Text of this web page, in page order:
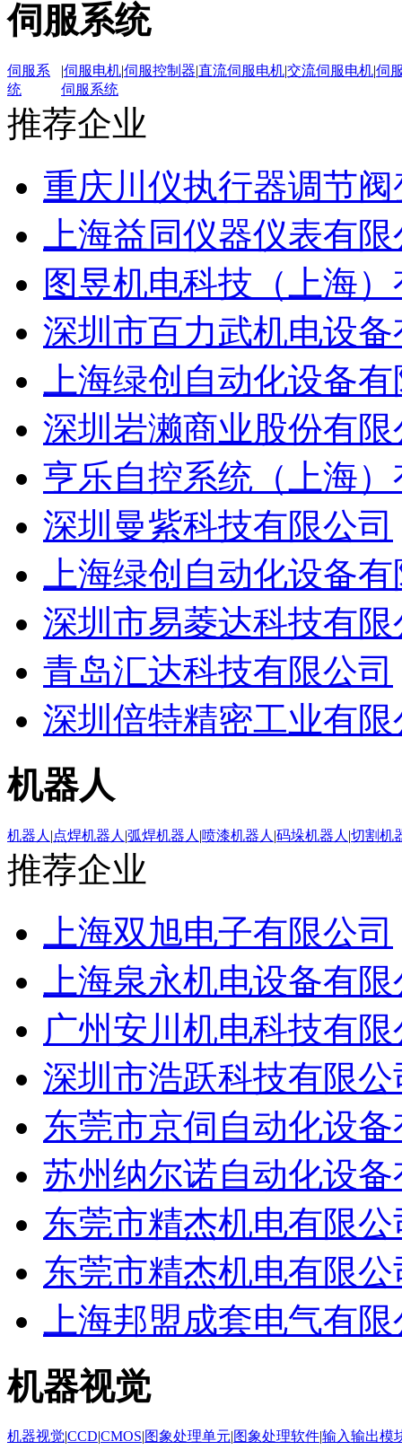
伺服系统
伺服系
统
|伺服电机|伺服控制器|直流伺服电机|交流伺服电机|伺
伺服系统
推荐企业
重庆川仪执行器调节
上海益同仪器仪表有
图昱机电科技（上海
深圳市百力武机电设
上海绿创自动化设备
深圳岩濑商业股份有限
亨乐自控系统（上海
深圳曼紫科技有限公司
上海绿创自动化设备
深圳市易菱达科技有限
青岛汇达科技有限公司
深圳倍特精密工业有限
机器人
机器人 |点焊机器人 |弧焊机器人 |喷漆机器人 |码垛机器人 |切割机
推荐企业
上海双旭电子有限公司
上海泉永机电设备有
广州安川机电科技有
深圳市浩跃科技有限公
东莞市京伺自动化设
苏州纳尔诺自动化设
东莞市精杰机电有限公
东莞市精杰机电有限公
上海邦盟成套电气有
机器视觉
机器视觉|CCD|CMOS|图象处理单元|图象处理软件|输入输出模